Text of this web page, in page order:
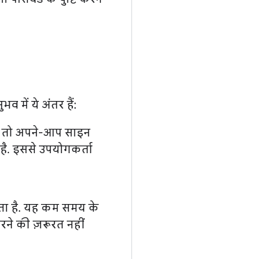
में ये अंतर हैं:
तो अपने-आप साइन
इससे उपयोगकर्ता
है. यह कम समय के
की ज़रूरत नहीं